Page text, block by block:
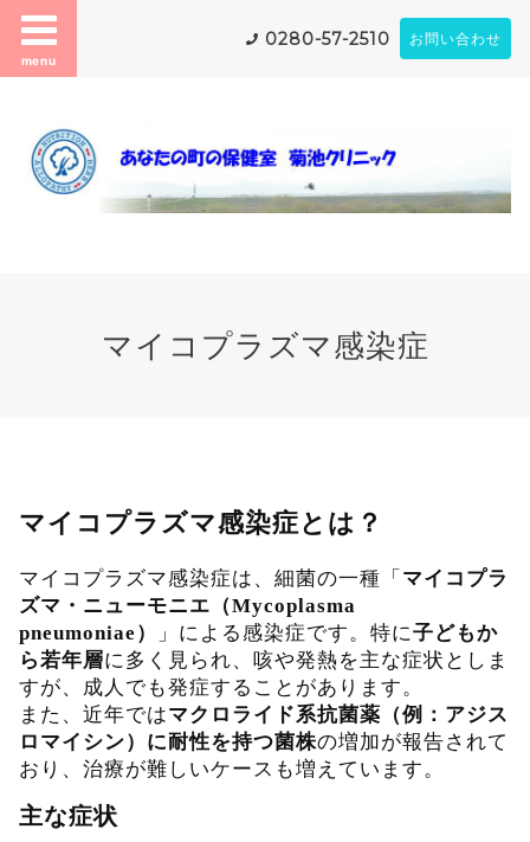
menu
0280-57-2510 お問い合わせ
マイコプラズマ感染症
マイコプラズマ感染症とは？
マイコプラズマ感染症は、細菌の一種「 マイコプラ
ズマ・ニューモニエ（Mycoplasma
pneumoniae）
」による感染症です。特に子どもか
ら若年層に多く見られ、咳や発熱を主な症状としま
すが、成人でも発症することがあります。
また、近年ではマクロライド系抗菌薬（例：アジス
ロマイシン）に耐性を持つ菌株の増加が報告されて
おり、治療が難しいケースも増えています。
主な症状